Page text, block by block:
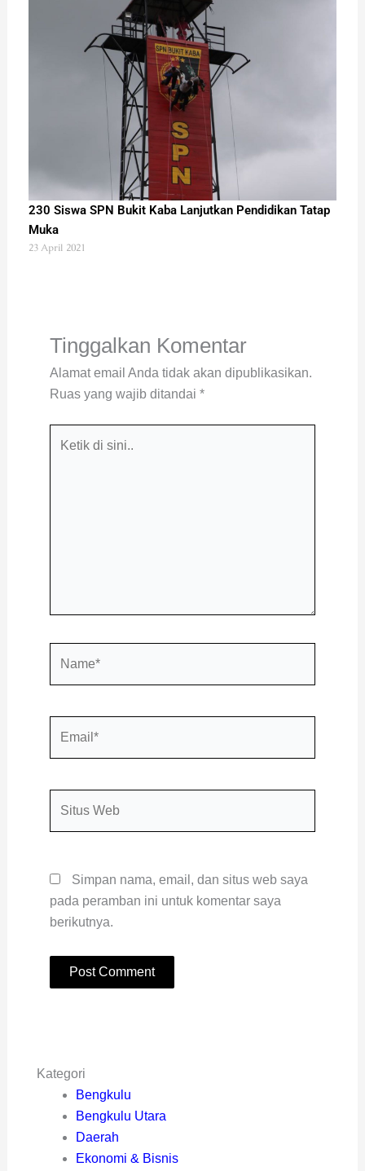
230 Siswa SPN Bukit Kaba Lanjutkan Pendidikan Tatap
Muka
23 April 2021
Tinggalkan Komentar
Alamat email Anda tidak akan dipublikasikan.
Ruas yang wajib ditandai *
Simpan nama, email, dan situs web saya
pada peramban ini untuk komentar saya
berikutnya.
Kategori
Bengkulu
Bengkulu Utara
Daerah
Ekonomi & Bisnis